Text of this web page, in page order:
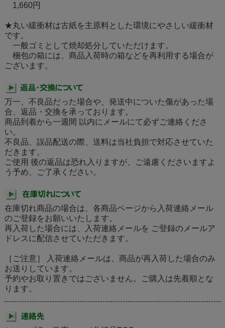
1,660円
★丸い緩衝材は古紙を主原料とした環境にやさしい緩衝材
です。
一般ゴミとして焼却処分していただけます。
梱包の箱には、商品入荷時の箱などを再利用する場合が
ございます。
万一、不良品だった場合や、発送中についた傷があった場
合、返品・交換を承っております。
商品到着から一週間 以内にメールにて必ずご連絡くださ
い。
不良品、誤品配送の際、送料は当社負担で対応させていた
だきます。
ご使用 後の返品は恐れ入りますが、ご遠慮くださいますよ
う予め、ご了承ください。
在庫切れ商品の場合は、各商品ページから入荷連絡メール
のご登録をお願いいたします。
再入荷した場合には、入荷連絡メールを ご登録のメールア
ドレスに配信させていただきます。
［ご注意］ 入荷連絡メールは、商品が再入荷した場合のみ
お送りしています。
予約やお取り置きではございません。ご購入は先着順とな
ります。